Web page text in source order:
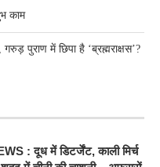
काम
पुराण में छिपा है ‘ब्रह्मराक्षस’?
: दूध में डिटर्जेंट, काली मिर्च